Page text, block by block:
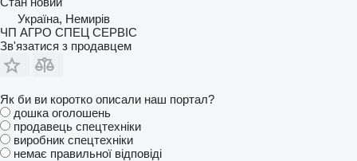
Україна, Немирів
ЧП АГРО СПЕЦ СЕРВІС
Зв'язатися з продавцем
Як би ви коротко описали наш портал?
дошка оголошень
продавець спецтехніки
виробник спецтехніки
немає правильної відповіді